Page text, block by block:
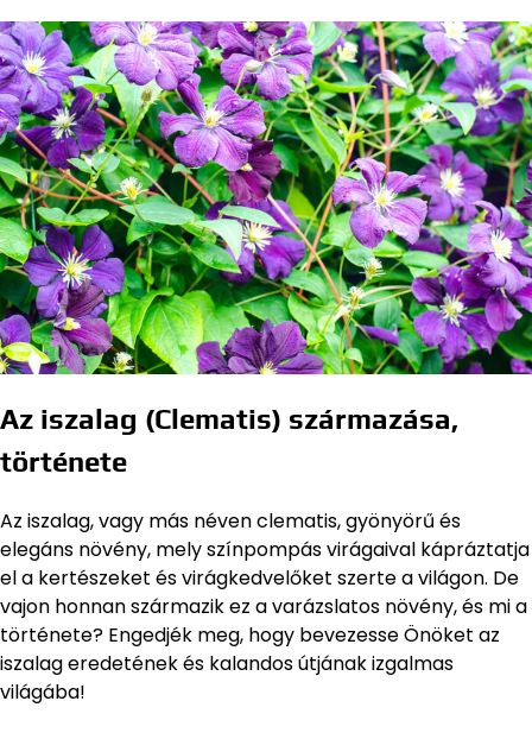
Az iszalag (Clematis) származása,
története
Az iszalag, vagy más néven clematis, gyönyörű és
elegáns növény, mely színpompás virágaival kápráztatja
el a kertészeket és virágkedvelőket szerte a világon. De
vajon honnan származik ez a varázslatos növény, és mi a
története? Engedjék meg, hogy bevezesse Önöket az
iszalag eredetének és kalandos útjának izgalmas
világába!